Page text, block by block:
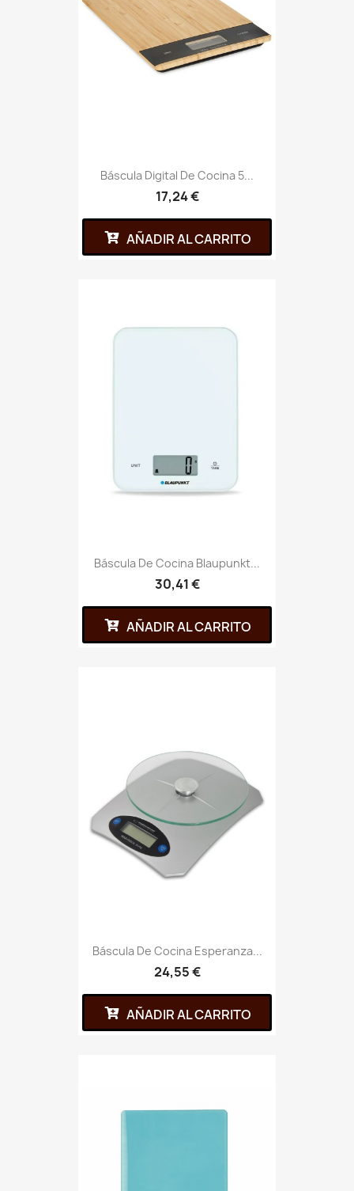
Báscula Digital De Cocina 5...
17,24 €
AÑADIR AL CARRITO
Báscula De Cocina Blaupunkt...
30,41 €
AÑADIR AL CARRITO
Báscula De Cocina Esperanza...
24,55 €
AÑADIR AL CARRITO